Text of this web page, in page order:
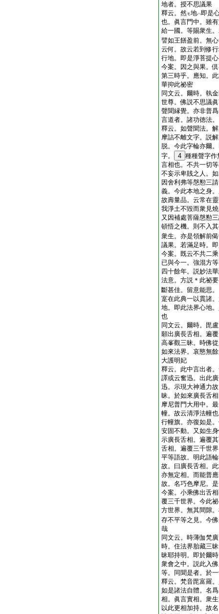
地者。授不思議果
釋云。然モ地ハ即是
也。眞言門中。雖
給一國。等賜衆生
譬如王饍盈前。無
云何。故云若到修
行地。即是淨菩提
今案。因之與果。
第三時乎。應知。
華抑此祕密
同文云。爾時。執
世尊。佛説不思議
聲聞縁覺。亦非普
言道者。諸功徳法
釋云。如聲聞法。
摩詰不離文字。説
脱。今此字輪亦爾
字。
4 種種聲字作
言相也。不共一切
不妄示卑賎之人。
因舍利弗等慇懃三
義。今此本地之身
故壽量品。云常在
我淨土不毀而衆見
又因補處菩薩慇懃
頓悟之機。則不入
衆生。亦是領解前
議果。若滿足時。
今案。既云不共二
已與今一。強混方
四十餘年。説妙法
法意。方説＊此祕
斷甚佳。留意能思
寔在此典一以貫諸
地。即此法界心地
也
同文云。爾時。毘
願出廣長舌相。遍
高峯觀三昧。時佛
如來法界。哀愍無
大護明妃
釋云。此中言出者
譯或云奮迅。出此
迅。示現大神通力
昧。於如來廣長舌
摩尼普門大用中。
幢。故云清淨法幢
行幢旗。亦復如是
安固不動。又如生
示廣長舌相。遍覆
舌相。遍覆三千世
平等語故。明此語
故。曰廣長舌相。
亦無定相。而能普
故。名巧色摩尼。
今案。小乘佛出舌
覆三千世界。今此
方世界。無其間隙
存不平等之見。今
哉
同文云。時薄伽梵
時。住法界胎藏三
昧耶持明。即於爾
衆會之中。説此入
等。同聞是者。於
釋云。梵音毘富羅
如是諸法自體。名
相。眞言實相。衆
以此更相加持。故